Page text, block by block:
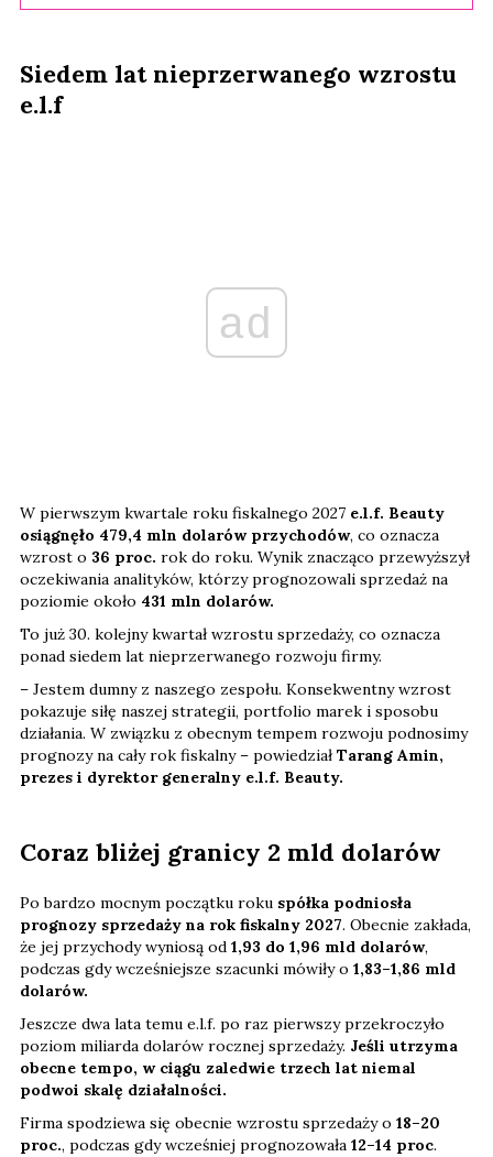
Siedem lat nieprzerwanego wzrostu
e.l.f
ad
W pierwszym kwartale roku fiskalnego 2027 e.l.f. Beauty
osiągnęło 479,4 mln dolarów przychodów, co oznacza
wzrost o 36 proc. rok do roku. Wynik znacząco przewyższył
oczekiwania analityków, którzy prognozowali sprzedaż na
poziomie około 431 mln dolarów.
To już 30. kolejny kwartał wzrostu sprzedaży, co oznacza
ponad siedem lat nieprzerwanego rozwoju firmy.
– Jestem dumny z naszego zespołu. Konsekwentny wzrost
pokazuje siłę naszej strategii, portfolio marek i sposobu
działania. W związku z obecnym tempem rozwoju podnosimy
prognozy na cały rok fiskalny – powiedziałTarang Amin,
prezes i dyrektor generalny e.l.f. Beauty.
Coraz bliżej granicy 2 mld dolarów
Po bardzo mocnym początku roku spółka podniosła
prognozy sprzedaży na rok fiskalny 2027. Obecnie zakłada,
że jej przychody wyniosą od 1,93 do 1,96 mld dolarów,
podczas gdy wcześniejsze szacunki mówiły o 1,83–1,86 mld
dolarów.
Jeszcze dwa lata temu e.l.f. po raz pierwszy przekroczyło
poziom miliarda dolarów rocznej sprzedaży. Jeśli utrzyma
obecne tempo, w ciągu zaledwie trzech lat niemal
podwoi skalę działalności.
Firma spodziewa się obecnie wzrostu sprzedaży o 18–20
proc., podczas gdy wcześniej prognozowała 12–14 proc.